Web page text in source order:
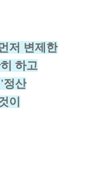
저 변제한
하고
정산
이